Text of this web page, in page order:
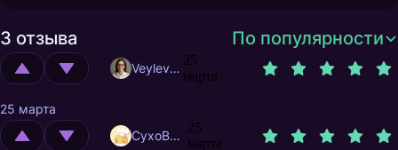
3 отзыва По популярности
Veylevas
25
марта
25 марта
CyxoB666
25
марта